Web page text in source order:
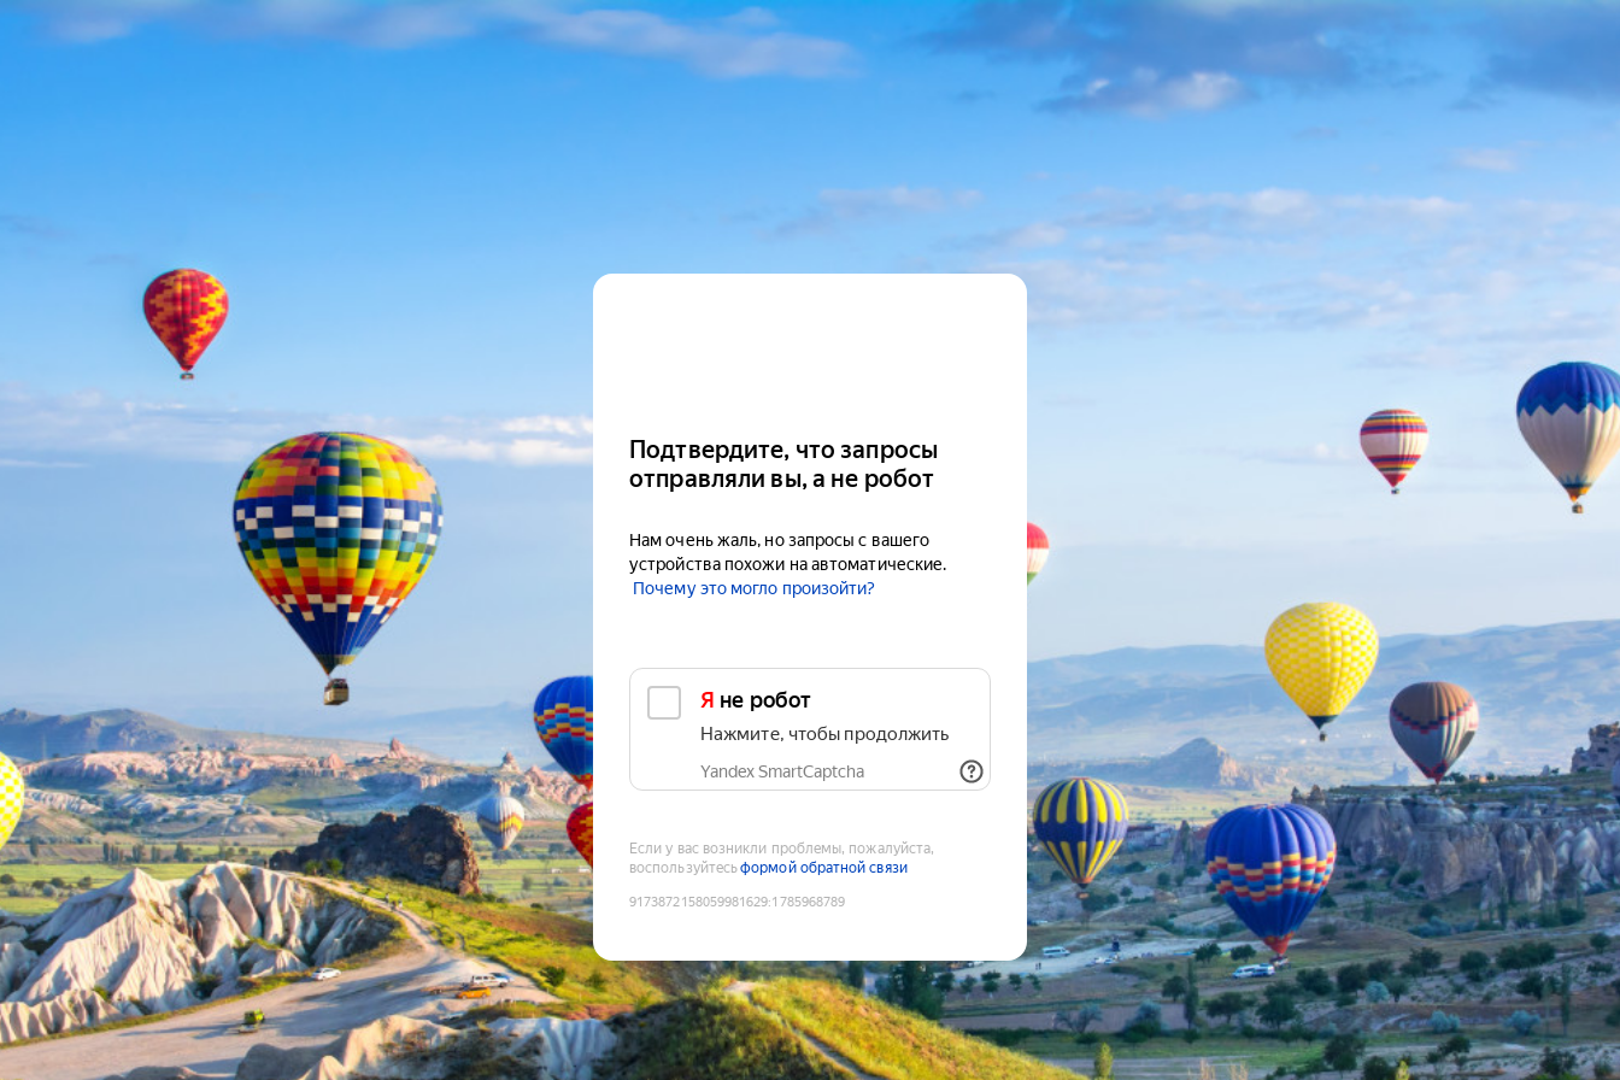
Подтвердите, что запросы
отправляли вы, а не робот
Нам очень жаль, но запросы с вашего
устройства похожи на автоматические.
Почему это могло произойти?
Я не робот
Нажмите, чтобы продолжить
Yandex SmartCaptcha
Если у вас возникли проблемы, пожалуйста,
воспользуйтесьформой обратной связи
9173872158059981629:1785968789